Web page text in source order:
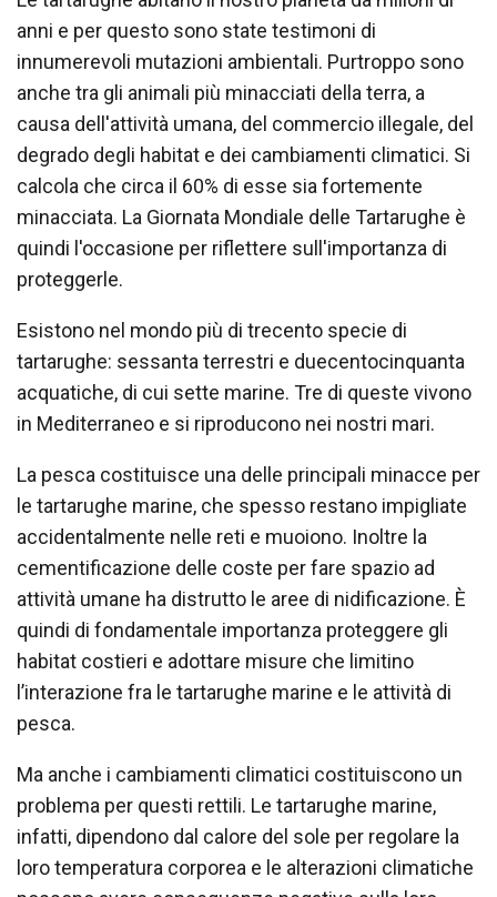
anni e per questo sono state testimoni di
innumerevoli mutazioni ambientali. Purtroppo sono
anche tra gli animali più minacciati della terra, a
causa dell'attività umana, del commercio illegale, del
degrado degli habitat e dei cambiamenti climatici. Si
calcola che circa il 60% di esse sia fortemente
minacciata. La Giornata Mondiale delle Tartarughe è
quindi l'occasione per riflettere sull'importanza di
proteggerle.
Esistono nel mondo più di trecento specie di
tartarughe: sessanta terrestri e duecentocinquanta
acquatiche, di cui sette marine. Tre di queste vivono
in Mediterraneo e si riproducono nei nostri mari.
La pesca costituisce una delle principali minacce per
le tartarughe marine, che spesso restano impigliate
accidentalmente nelle reti e muoiono. Inoltre la
cementificazione delle coste per fare spazio ad
attività umane ha distrutto le aree di nidificazione. È
quindi di fondamentale importanza proteggere gli
habitat costieri e adottare misure che limitino
l’interazione fra le tartarughe marine e le attività di
pesca.
Ma anche i cambiamenti climatici costituiscono un
problema per questi rettili. Le tartarughe marine,
infatti, dipendono dal calore del sole per regolare la
loro temperatura corporea e le alterazioni climatiche